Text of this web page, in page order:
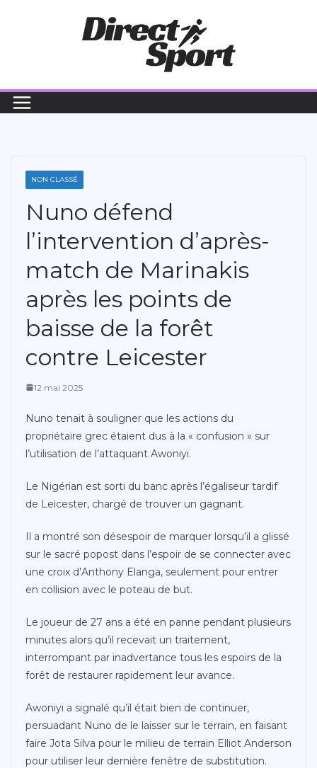
NON CLASSÉ
Nuno défend
l’intervention d’après-
match de Marinakis
après les points de
baisse de la forêt
contre Leicester
12 mai 2025
Nuno tenait à souligner que les actions du
propriétaire grec étaient dus à la « confusion » sur
l’utilisation de l’attaquant Awoniyi.
Le Nigérian est sorti du banc après l’égaliseur tardif
de Leicester, chargé de trouver un gagnant.
Il a montré son désespoir de marquer lorsqu’il a glissé
sur le sacré popost dans l’espoir de se connecter avec
une croix d’Anthony Elanga, seulement pour entrer
en collision avec le poteau de but.
Le joueur de 27 ans a été en panne pendant plusieurs
minutes alors qu’il recevait un traitement,
interrompant par inadvertance tous les espoirs de la
forêt de restaurer rapidement leur avance.
Awoniyi a signalé qu’il était bien de continuer,
persuadant Nuno de le laisser sur le terrain, en faisant
faire Jota Silva pour le milieu de terrain Elliot Anderson
pour utiliser leur dernière fenêtre de substitution.